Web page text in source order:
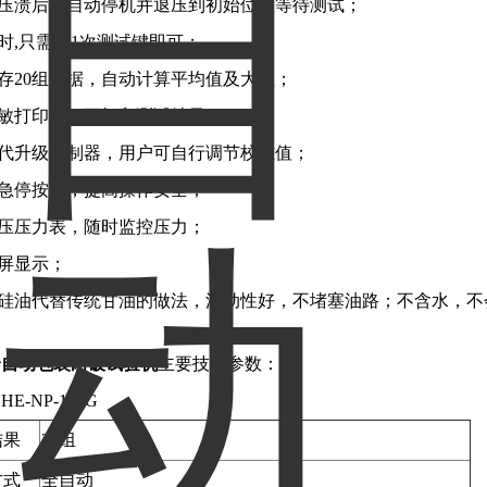
溃后，自动停机并退压到初始位置等待测试；
,只需按1次测试键即可；
20组数据，自动计算平均值及大值；
打印机，可打印测试结果；
升级控制器，用户可自行调节校准值；
停按钮，提高操作安全；
压力表，随时监控压力；
显示；
油代替传统甘油的做法，流动性好，不堵塞油路；不含水，
动包装耐破试验机主要技术参数：
NP-100G
果 20组
式 全自动